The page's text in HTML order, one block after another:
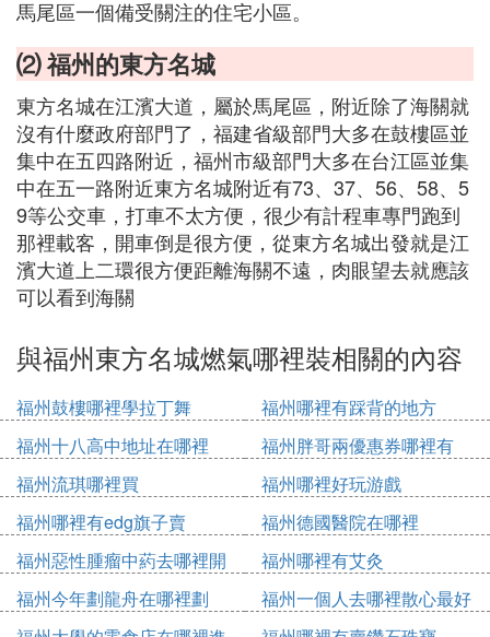
馬尾區一個備受關注的住宅小區。
⑵ 福州的東方名城
東方名城在江濱大道，屬於馬尾區，附近除了海關就
沒有什麼政府部門了，福建省級部門大多在鼓樓區並
集中在五四路附近，福州市級部門大多在台江區並集
中在五一路附近東方名城附近有73、37、56、58、5
9等公交車，打車不太方便，很少有計程車專門跑到
那裡載客，開車倒是很方便，從東方名城出發就是江
濱大道上二環很方便距離海關不遠，肉眼望去就應該
可以看到海關
與福州東方名城燃氣哪裡裝相關的內容
福州鼓樓哪裡學拉丁舞
福州哪裡有踩背的地方
福州十八高中地址在哪裡
福州胖哥兩優惠券哪裡有
福州流琪哪裡買
福州哪裡好玩游戲
福州哪裡有edg旗子賣
福州德國醫院在哪裡
福州惡性腫瘤中葯去哪裡開
福州哪裡有艾灸
福州今年劃龍舟在哪裡劃
福州一個人去哪裡散心最好